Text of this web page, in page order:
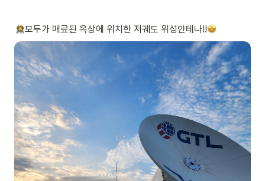
모두가 매료된 옥상에 위치한 저궤도 위성안테나!!